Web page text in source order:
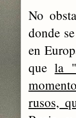
No
donde
en
quela
rusos,